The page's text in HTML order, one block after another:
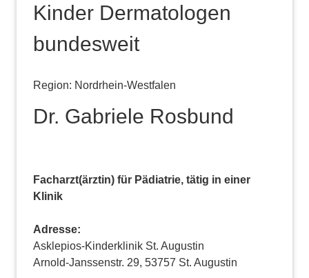
Kinder Dermatologen
bundesweit
Region: Nordrhein-Westfalen
Dr. Gabriele Rosbund
Facharzt(ärztin) für Pädiatrie, tätig in einer
Klinik
Adresse:
Asklepios-Kinderklinik St. Augustin
Arnold-Janssenstr. 29, 53757 St. Augustin